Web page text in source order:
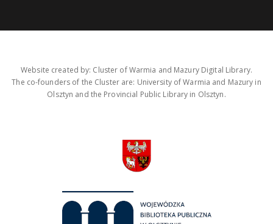
Website created by: Cluster of Warmia and Mazury Digital Library.
The co-founders of the Cluster are: University of Warmia and Mazury in
Olsztyn and the Provincial Public Library in Olsztyn.